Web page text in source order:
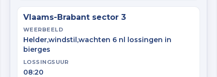
Vlaams-Brabant sector 3
WEERBEELD
Helder,windstil,wachten 6 nl lossingen in
bierges
LOSSINGSUUR
08:20